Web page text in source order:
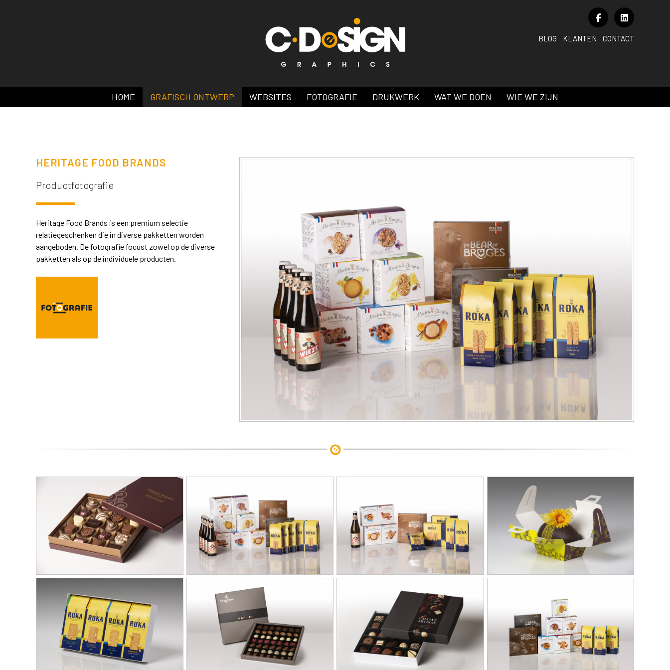
BLOG KLANTEN CONTACT
HOME GRAFISCH ONTWERP WEBSITES FOTOGRAFIE DRUKWERK WAT WE DOEN WIE WE ZIJN
HERITAGE FOOD BRANDS
Productfotografie
Heritage Food Brands is een premium selectie
relatiegeschenken die in diverse pakketten worden
aangeboden. De fotografie focust zowel op de diverse
pakketten als op de individuele producten.